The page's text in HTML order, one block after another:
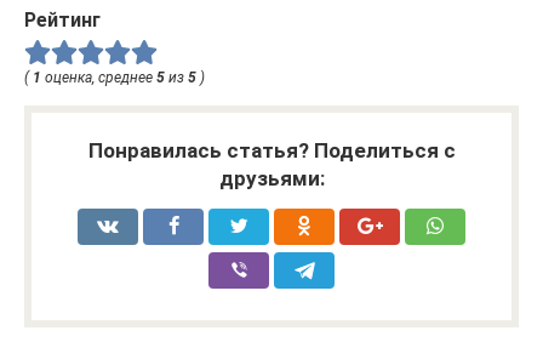
Рейтинг
( 1 оценка, среднее 5 из 5 )
Понравилась статья? Поделиться с
друзьями: